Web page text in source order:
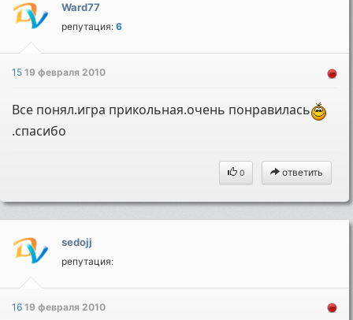
Ward77
репутация:6
1519 февраля 2010
Все понял.игра прикольная.очень понравилась
.спасибо
0 ответить
sedojj
репутация:
1619 февраля 2010